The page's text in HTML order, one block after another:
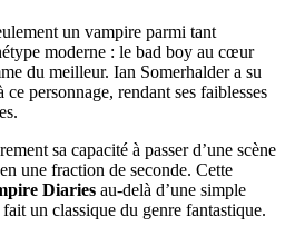
un vampire parmi tant
moderne : le bad boy au cœur
du meilleur. Ian Somerhalder a su
personnage, rendant ses faiblesses
sa capacité à passer d’une scène
une fraction de seconde. Cette
Diaries au-delà d’une simple
un classique du genre fantastique.